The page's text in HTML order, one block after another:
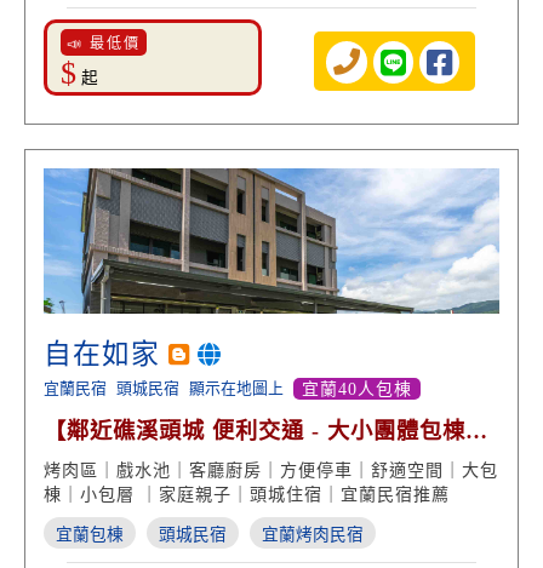
📣 最低價
$ 起
自在如家
宜蘭民宿 頭城民宿 顯示在地圖上 宜蘭40人包棟
【鄰近礁溪頭城 便利交通 - 大小團體包棟包
層 平價住宿】
烤肉區｜戲水池｜客廳廚房｜方便停車｜舒適空間｜大包
棟｜小包層 ｜家庭親子｜頭城住宿｜宜蘭民宿推薦
宜蘭包棟 頭城民宿 宜蘭烤肉民宿